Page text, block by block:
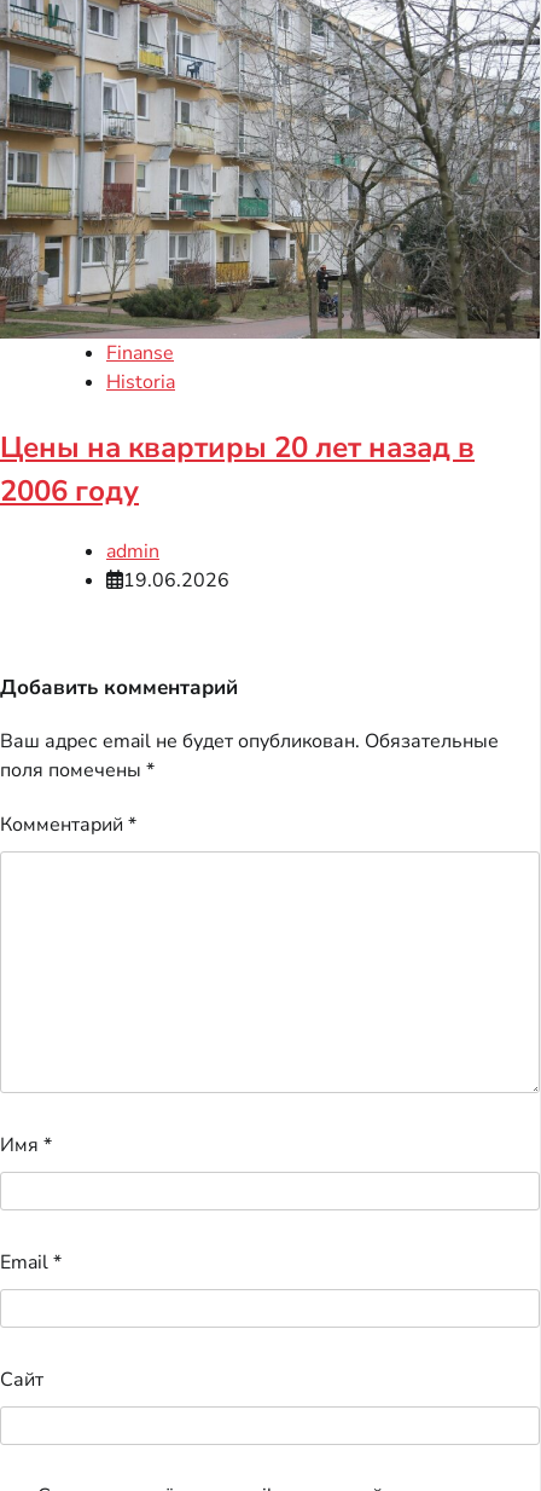
Finanse
Historia
Цены на квартиры 20 лет назад в
2006 году
admin
19.06.2026
Добавить комментарий
Ваш адрес email не будет опубликован. Обязательные
поля помечены *
Комментарий *
Имя *
Email*
Сайт